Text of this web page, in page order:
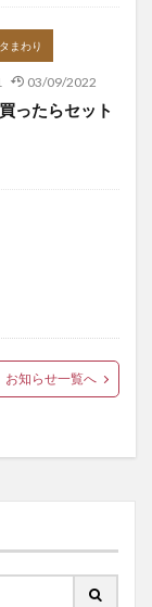
まわり
03/09/2022
ったらセット
お知らせ一覧へ